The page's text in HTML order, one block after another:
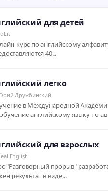
для детей
курс по английскому
40...
легко
Дружбинский
в Международной
английскому языку по
для взрослых
English
"Разговорный прорыв"
результат в виде...